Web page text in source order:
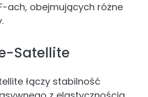
ach, obejmujących różne
Satellite
łączy stabilność